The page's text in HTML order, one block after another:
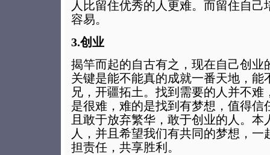
人比留住优秀的人更难。而留住自己
容易。
3.创业
揭竿而起的自古有之，现在自己创业
关键是能不能真的成就一番天地，能
兄，开疆拓土。找到需要的人并不难
是很难，难的是找到有梦想，值得信
且敢于放弃繁华，敢于创业的人。本
人，并且希望我们有共同的梦想，一
担责任，共享胜利。